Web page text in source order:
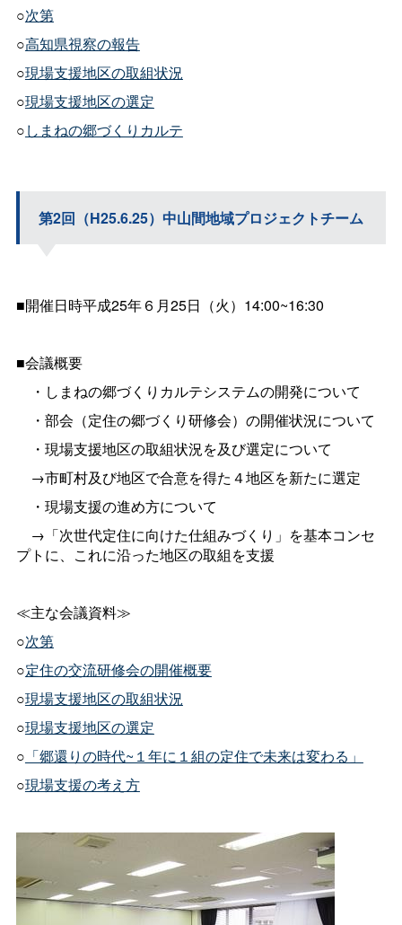
○次第
○高知県視察の報告
○現場支援地区の取組状況
○現場支援地区の選定
○しまねの郷づくりカルテ
第2回（H25.6.25）中山間地域プロジェクトチーム
■開催日時平成25年６月25日（火）14:00~16:30
■会議概要
・しまねの郷づくりカルテシステムの開発について
・部会（定住の郷づくり研修会）の開催状況について
・現場支援地区の取組状況を及び選定について
→市町村及び地区で合意を得た４地区を新たに選定
・現場支援の進め方について
→「次世代定住に向けた仕組みづくり」を基本コンセ
プトに、これに沿った地区の取組を支援
≪主な会議資料≫
○次第
○定住の交流研修会の開催概要
○現場支援地区の取組状況
○現場支援地区の選定
○ 「郷還りの時代~１年に１組の定住で未来は変わる」
○現場支援の考え方